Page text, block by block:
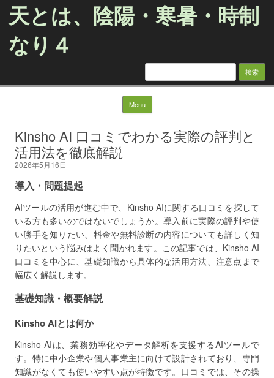
天とは、陰陽・寒暑・時制
なり４
検
Menu Skip to content
Kinsho AI 口コミでわかる実際の評判と
活用法を徹底解説
2026年5月16日
導入・問題提起
AIツールの活用が進む中で、Kinsho AIに関する口コミを探して
いる方も多いのではないでしょうか。導入前に実際の評判や使
い勝手を知りたい、料金や無料診断の内容についても詳しく知
りたいという悩みはよく聞かれます。この記事では、Kinsho AI
口コミを中心に、基礎知識から具体的な活用方法、注意点まで
幅広く解説します。
基礎知識・概要解説
Kinsho AIとは何か
Kinsho AIは、業務効率化やデータ解析を支援するAIツールで
す。特に中小企業や個人事業主に向けて設計されており、専門
知識がなくても使いやすい点が特徴です。口コミでは、その操